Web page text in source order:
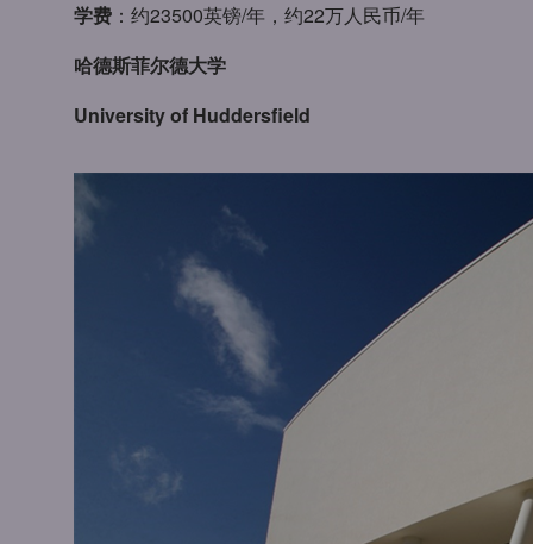
学费 ：约23500英镑/年，约22万人民币/年
哈德斯菲尔德大学
University of Huddersfield